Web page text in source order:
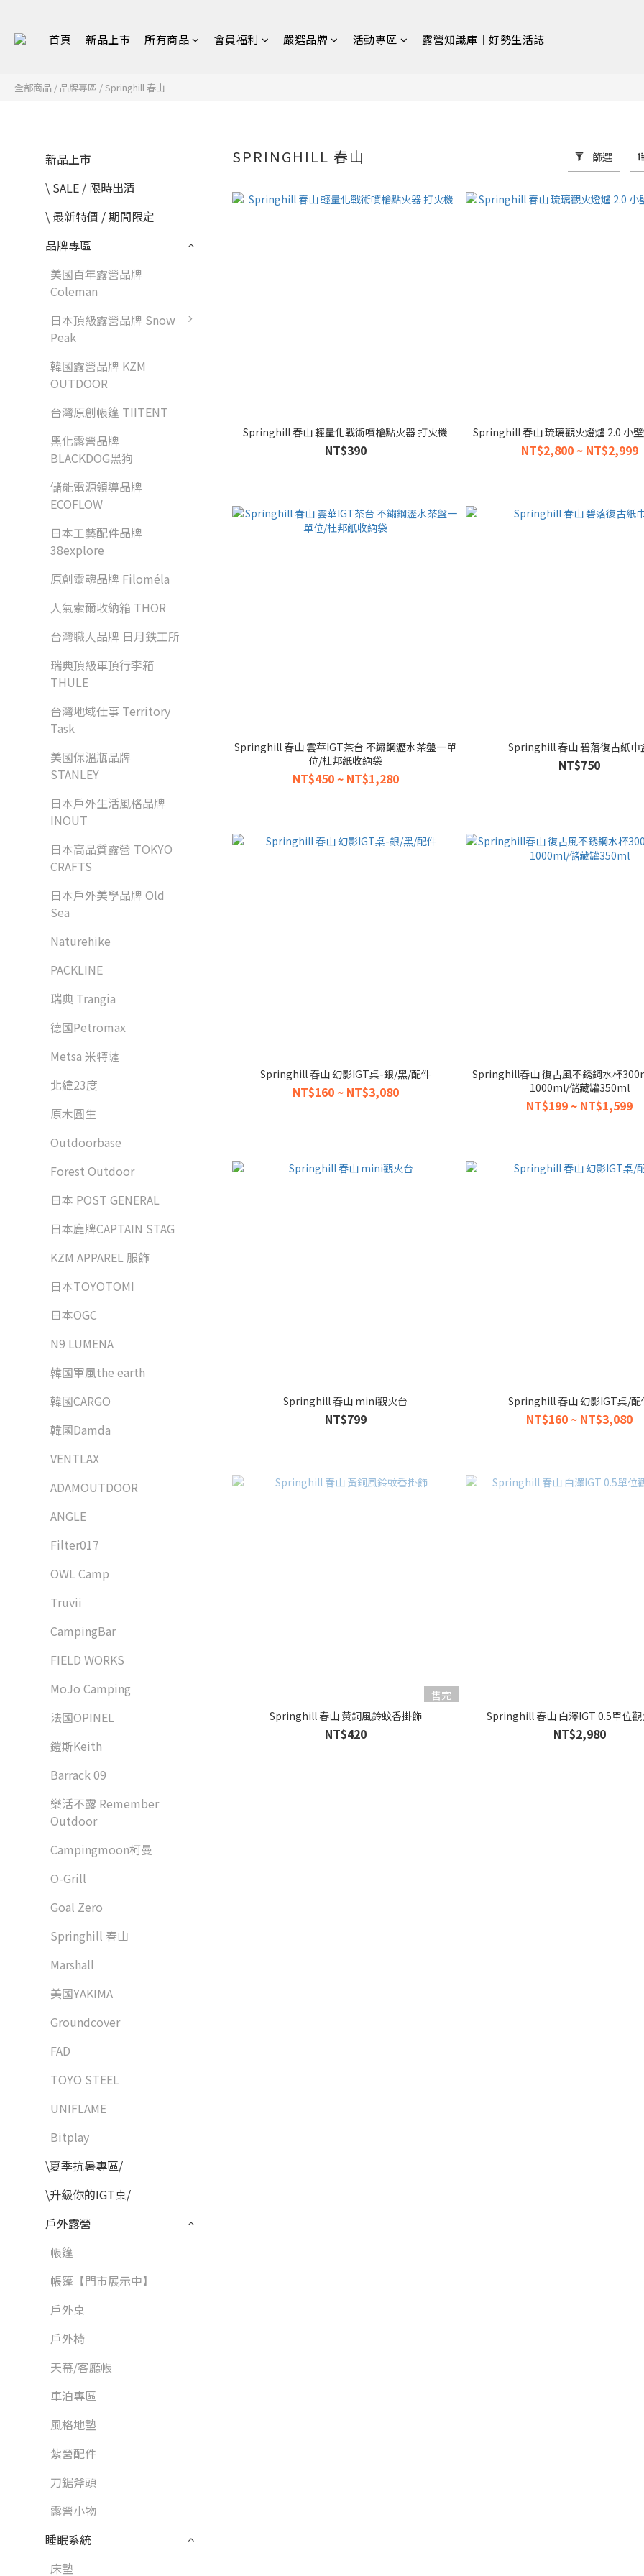
首頁 新品上市 所有商品 會員福利 嚴選品牌 活動專區 露營知識庫｜好勢生活誌
全部商品 / 品牌專區 /Springhill 春山
新品上市
\ SALE / 限時出清
\ 最新特價 / 期間限定
品牌專區
美國百年露營品牌
Coleman
日本頂級露營品牌 Snow
Peak
韓國露營品牌 KZM
OUTDOOR
台灣原創帳篷 TIITENT
黑化露營品牌
BLACKDOG黑狗
儲能電源領導品牌
ECOFLOW
日本工藝配件品牌
38explore
原創靈魂品牌 Filoméla
人氣索爾收納箱 THOR
台灣職人品牌 日月鉄工所
瑞典頂級車頂行李箱
THULE
台灣地域仕事 Territory
Task
美國保溫瓶品牌
STANLEY
日本戶外生活風格品牌
INOUT
日本高品質露營 TOKYO
CRAFTS
日本戶外美學品牌 Old
Sea
Naturehike
PACKLINE
瑞典 Trangia
德國Petromax
Metsa 米特薩
北緯23度
原木圓生
Outdoorbase
Forest Outdoor
日本 POST GENERAL
日本鹿牌CAPTAIN STAG
KZM APPAREL 服飾
日本TOYOTOMI
日本OGC
N9 LUMENA
韓國軍風the earth
韓國CARGO
韓國Damda
VENTLAX
ADAMOUTDOOR
ANGLE
Filter017
OWL Camp
Truvii
CampingBar
FIELD WORKS
MoJo Camping
法國OPINEL
鎧斯Keith
Barrack 09
樂活不露 Remember
Outdoor
Campingmoon柯曼
O-Grill
Goal Zero
Springhill 春山
Marshall
美國YAKIMA
Groundcover
FAD
TOYO STEEL
UNIFLAME
Bitplay
\夏季抗暑專區/
\升級你的IGT桌/
戶外露營
帳篷
帳篷【門市展示中】
戶外桌
戶外椅
天幕/客廳帳
車泊專區
風格地墊
紮營配件
刀鋸斧頭
露營小物
睡眠系統
床墊
SPRINGHILL 春山 篩選
Springhill 春山 輕量化戰術噴槍點火器 打火機
NT$390
Springhill 春山 琉璃觀火燈爐 2.0 小
NT$2,800 ~ NT$2,999
Springhill 春山 雲華IGT茶台 不鏽鋼瀝水茶盤一單
位/杜邦紙收納袋
NT$450 ~ NT$1,280
Springhill 春山 碧落復古紙巾
NT$750
Springhill 春山 幻影IGT桌-銀/黑/配件
NT$160 ~ NT$3,080
Springhill春山 復古風不銹鋼水杯
1000ml/儲藏罐350ml
NT$199 ~ NT$1,599
Springhill 春山 mini觀火台
NT$799
Springhill 春山 幻影IGT桌/配
NT$160 ~ NT$3,080
售完
Springhill 春山 黃銅風鈴蚊香掛飾
NT$420
Springhill 春山 白澤IGT 0.5單位觀
NT$2,980